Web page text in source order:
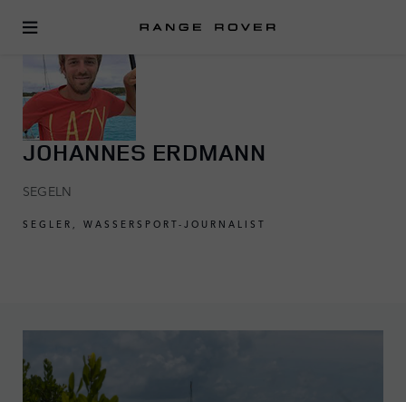
JOHANNES ERDMANN
SEGELN
SEGLER, WASSERSPORT-JOURNALIST